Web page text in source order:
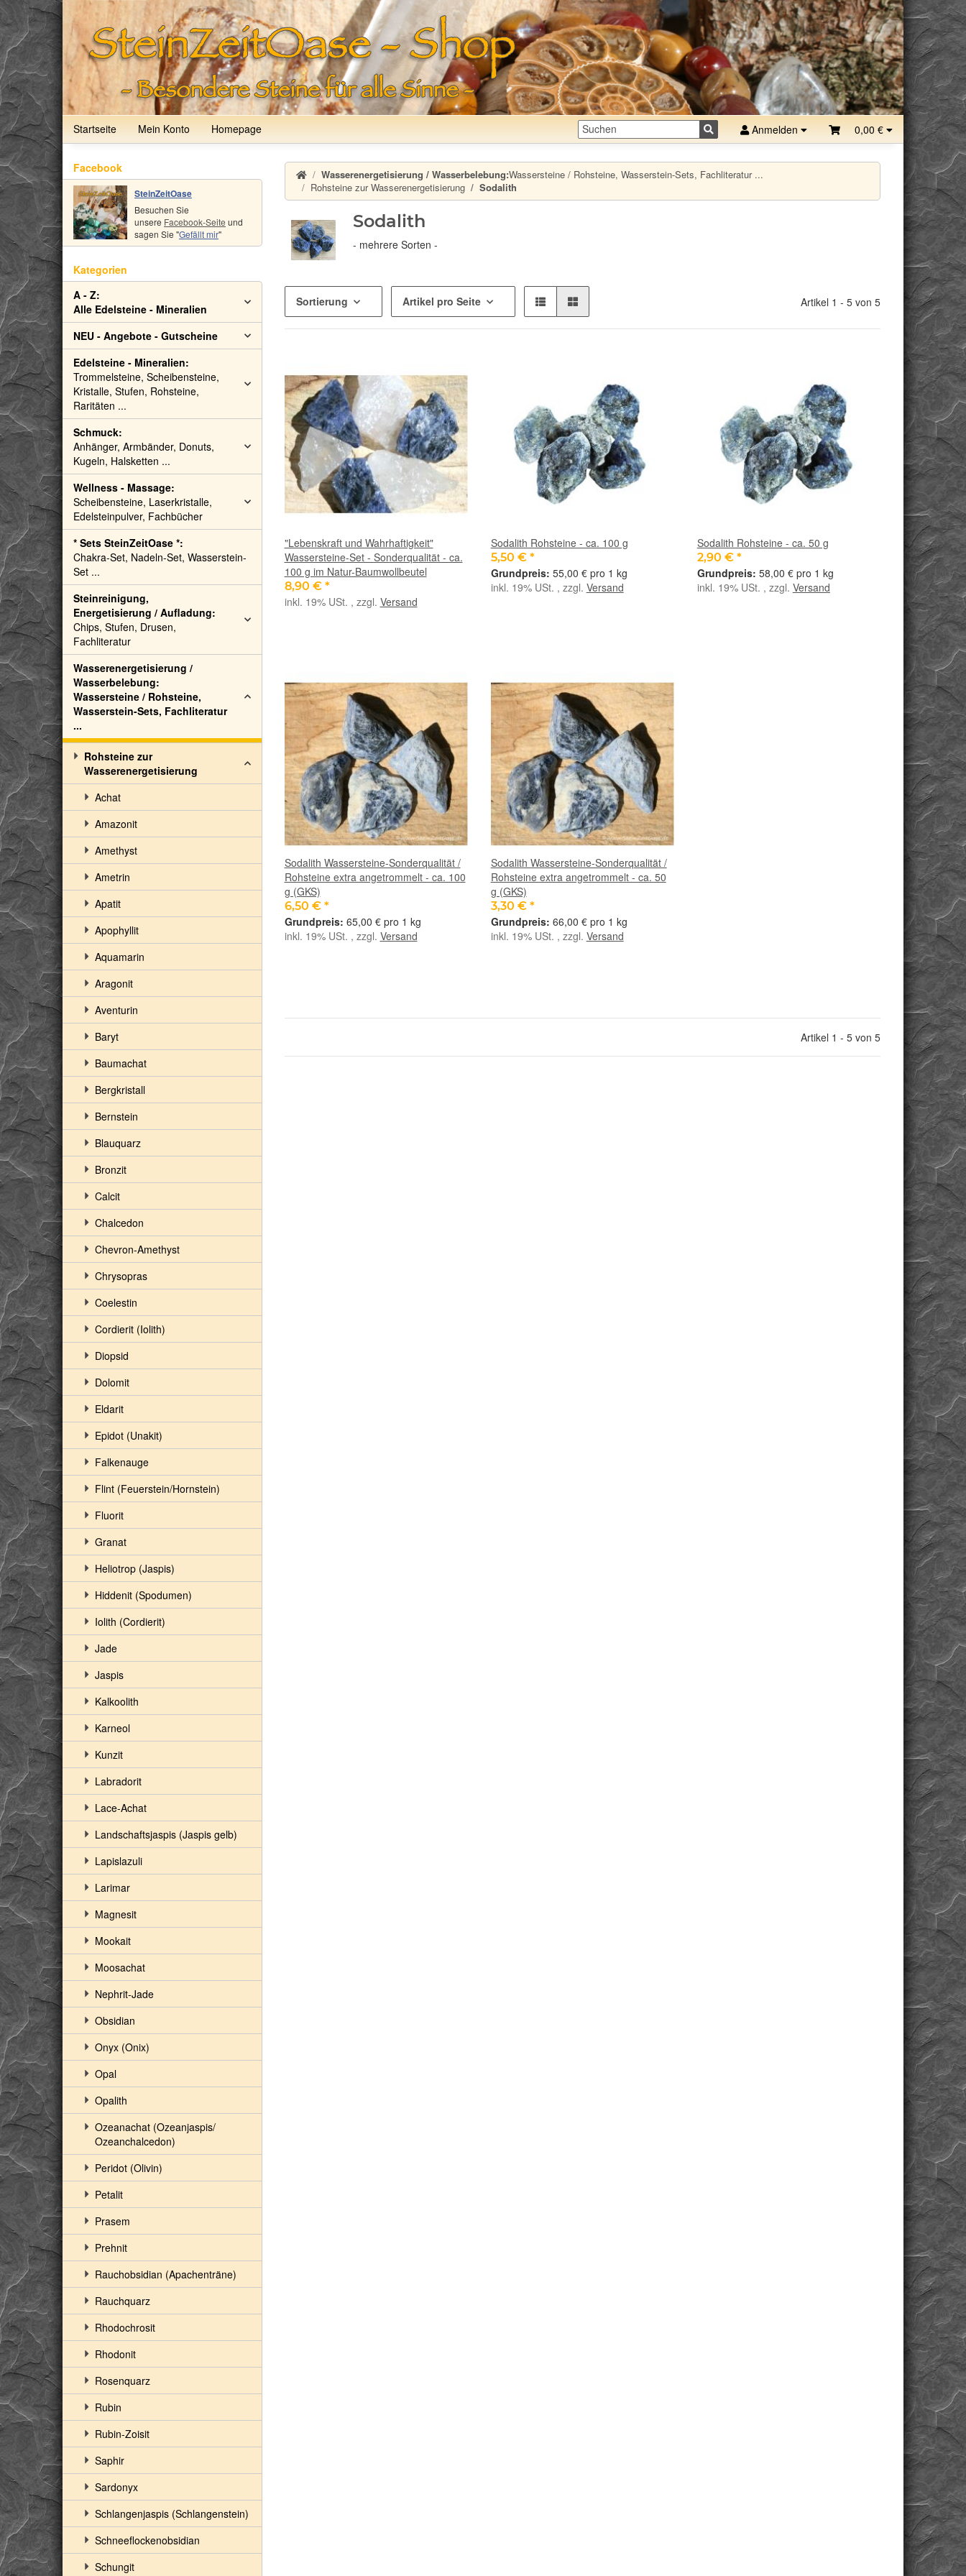
Startseite Mein Konto Homepage Anmelden 0,00 €
Wasserenergetisierung / Wasserbelebung:Wassersteine / Rohsteine, Wasserstein-Sets, Fachliteratur ...
Rohsteine zur Wasserenergetisierung
Sodalith
Sodalith
- mehrere Sorten -
Sortierung Artikel pro Seite Artikel 1 - 5 von 5
"Lebenskraft und Wahrhaftigkeit"
Wassersteine-Set - Sonderqualität - ca.
100 g im Natur-Baumwollbeutel
8,90 € *
inkl. 19% USt. , zzgl. Versand
Sodalith Rohsteine - ca. 100 g
5,50 € *
55,00 € pro 1 kg
inkl. 19% USt. , zzgl. Versand
Sodalith Rohsteine - ca. 50 g
2,90 € *
58,00 € pro 1 kg
inkl. 19% USt. , zzgl. Versand
Sodalith Wassersteine-Sonderqualität /
Rohsteine extra angetrommelt - ca. 100
g (GKS)
6,50 € *
65,00 € pro 1 kg
inkl. 19% USt. , zzgl. Versand
Sodalith Wassersteine-Sonderqualität /
Rohsteine extra angetrommelt - ca. 50
g (GKS)
3,30 € *
66,00 € pro 1 kg
inkl. 19% USt. , zzgl. Versand
Artikel 1 - 5 von 5
Facebook
SteinZeitOase
Besuchen Sie
unsere Facebook-Seite und
sagen Sie "Gefällt mir"
Kategorien
A - Z:
Alle Edelsteine - Mineralien
NEU - Angebote - Gutscheine
Edelsteine - Mineralien:
Trommelsteine, Scheibensteine,
Kristalle, Stufen, Rohsteine,
Raritäten ...
Schmuck:
Anhänger, Armbänder, Donuts,
Kugeln, Halsketten ...
Wellness - Massage:
Scheibensteine, Laserkristalle,
Edelsteinpulver, Fachbücher
* Sets SteinZeitOase *:
Chakra-Set, Nadeln-Set, Wasserstein-
Set ...
Steinreinigung,
Energetisierung / Aufladung:
Chips, Stufen, Drusen,
Fachliteratur
Wasserenergetisierung /
Wasserbelebung:
Wassersteine / Rohsteine,
Wasserstein-Sets, Fachliteratur
...
Rohsteine zur
Wasserenergetisierung
Achat
Amazonit
Amethyst
Ametrin
Apatit
Apophyllit
Aquamarin
Aragonit
Aventurin
Baryt
Baumachat
Bergkristall
Bernstein
Blauquarz
Bronzit
Calcit
Chalcedon
Chevron-Amethyst
Chrysopras
Coelestin
Cordierit (Iolith)
Diopsid
Dolomit
Eldarit
Epidot (Unakit)
Falkenauge
Flint (Feuerstein/Hornstein)
Fluorit
Granat
Heliotrop (Jaspis)
Hiddenit (Spodumen)
Iolith (Cordierit)
Jade
Jaspis
Kalkoolith
Karneol
Kunzit
Labradorit
Lace-Achat
Landschaftsjaspis (Jaspis gelb)
Lapislazuli
Larimar
Magnesit
Mookait
Moosachat
Nephrit-Jade
Obsidian
Onyx (Onix)
Opal
Opalith
Ozeanachat (Ozeanjaspis/
Ozeanchalcedon)
Peridot (Olivin)
Petalit
Prasem
Prehnit
Rauchobsidian (Apachenträne)
Rauchquarz
Rhodochrosit
Rhodonit
Rosenquarz
Rubin
Rubin-Zoisit
Saphir
Sardonyx
Schlangenjaspis (Schlangenstein)
Schneeflockenobsidian
Schungit